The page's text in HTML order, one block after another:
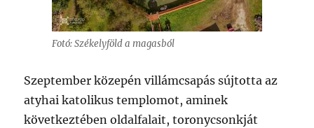
Fotó: Székelyföld a magasból
Szeptember közepén villámcsapás sújtotta az
atyhai katolikus templomot, aminek
következtében oldalfalait, toronycsonkját